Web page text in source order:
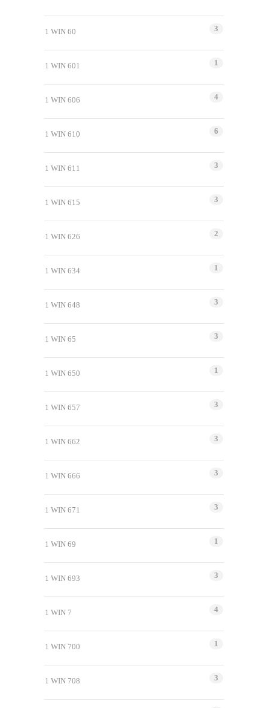
1 WIN 60 3
1 WIN 601 1
1 WIN 606 4
1 WIN 610 6
1 WIN 611 3
1 WIN 615 3
1 WIN 626 2
1 WIN 634 1
1 WIN 648 3
1 WIN 65 3
1 WIN 650 1
1 WIN 657 3
1 WIN 662 3
1 WIN 666 3
1 WIN 671 3
1 WIN 69 1
1 WIN 693 3
1 WIN 7 4
1 WIN 700 1
1 WIN 708 3